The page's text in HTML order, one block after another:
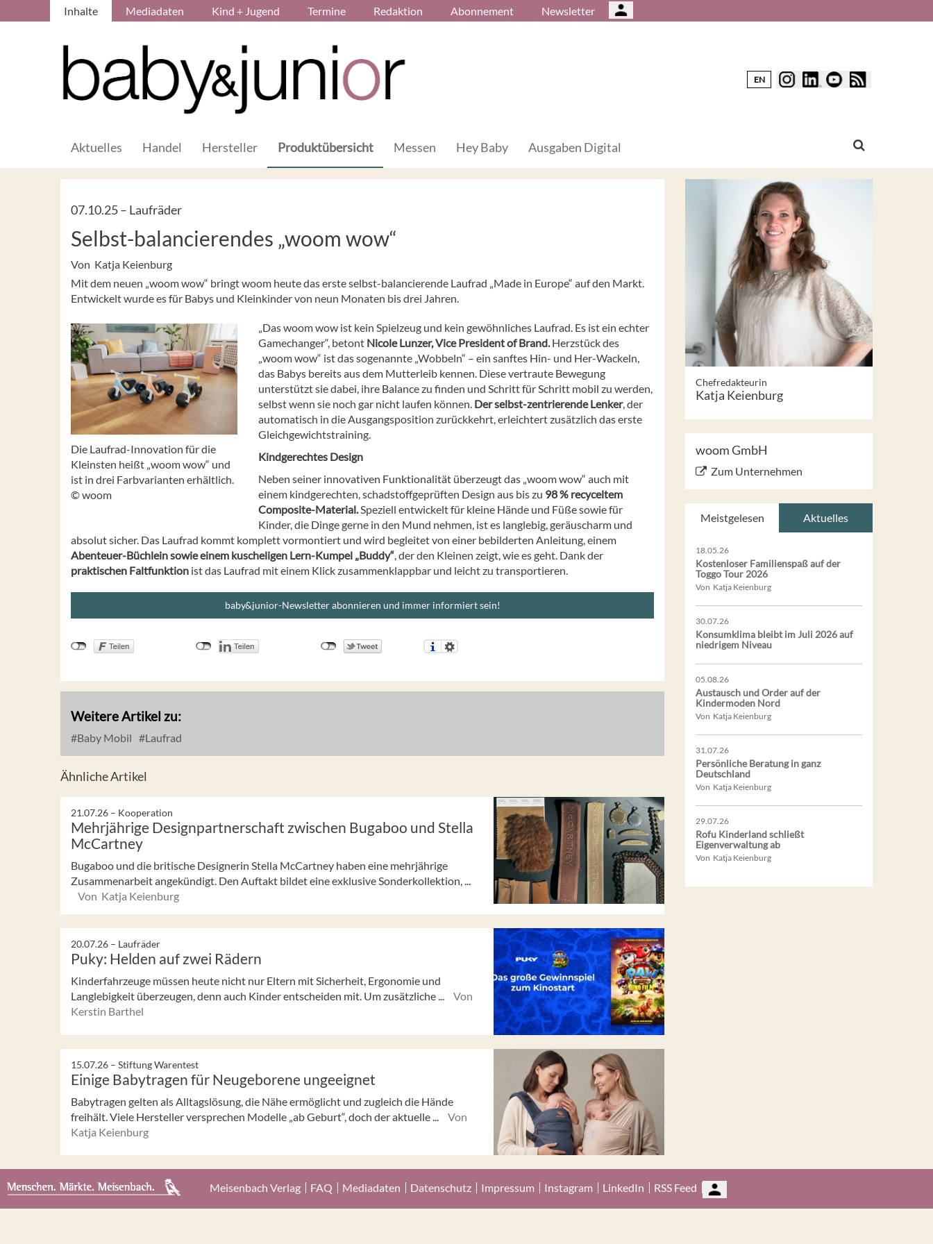
Inhalte Mediadaten Kind + Jugend Termine Redaktion Abonnement Newsletter
EN
Aktuelles Handel Hersteller Produktübersicht Messen Hey Baby Ausgaben Digital
07.10.25 – Laufräder
Selbst-balancierendes „woom wow“
Von Katja Keienburg
Mit dem neuen „woom wow“ bringt woom heute das erste selbst-balancierende Laufrad „Made in Europe“ auf den Markt.
Entwickelt wurde es für Babys und Kleinkinder von neun Monaten bis drei Jahren.
Die Laufrad-Innovation für die
Kleinsten heißt „woom wow“ und
ist in drei Farbvarianten erhältlich.
© woom
„Das woom wow ist kein Spielzeug und kein gewöhnliches Laufrad. Es ist ein echter
Gamechanger“, betont Nicole Lunzer, Vice President of Brand.Herzstück des
„woom wow“ ist das sogenannte „Wobbeln“ – ein sanftes Hin- und Her-Wackeln,
das Babys bereits aus dem Mutterleib kennen. Diese vertraute Bewegung
unterstützt sie dabei, ihre Balance zu finden und Schritt für Schritt mobil zu werden,
selbst wenn sie noch gar nicht laufen können. Der selbst-zentrierende Lenker, der
automatisch in die Ausgangsposition zurückkehrt, erleichtert zusätzlich das erste
Gleichgewichtstraining.
Kindgerechtes Design
Neben seiner innovativen Funktionalität überzeugt das „woom wow“ auch mit
einem kindgerechten, schadstoffgeprüften Design aus bis zu 98 % recyceltem
Composite-Material.Speziell entwickelt für kleine Hände und Füße sowie für
Kinder, die Dinge gerne in den Mund nehmen, ist es langlebig, geräuscharm und
absolut sicher. Das Laufrad kommt komplett vormontiert und wird begleitet von einer bebilderten Anleitung, einem
Abenteuer-Büchlein sowie einem kuscheligen Lern-Kumpel „Buddy“, der den Kleinen zeigt, wie es geht. Dank der
praktischen Faltfunktion ist das Laufrad mit einem Klick zusammenklappbar und leicht zu transportieren.
baby&junior-Newsletter abonnieren und immer informiert sein!
Weitere Artikel zu:
Baby Mobil Laufrad
Ähnliche Artikel
21.07.26 – Kooperation
Mehrjährige Designpartnerschaft zwischen Bugaboo und Stella
McCartney
Bugaboo und die britische Designerin Stella McCartney haben eine mehrjährige
Zusammenarbeit angekündigt. Den Auftakt bildet eine exklusive Sonderkollektion, ...
Von Katja Keienburg
20.07.26 – Laufräder
Puky: Helden auf zwei Rädern
Kinderfahrzeuge müssen heute nicht nur Eltern mit Sicherheit, Ergonomie und
Langlebigkeit überzeugen, denn auch Kinder entscheiden mit. Um zusätzliche ...
Von
Kerstin Barthel
15.07.26 – Stiftung Warentest
Einige Babytragen für Neugeborene ungeeignet
Babytragen gelten als Alltagslösung, die Nähe ermöglicht und zugleich die Hände
freihält. Viele Hersteller versprechen Modelle „ab Geburt“, doch der aktuelle ...
Von
Katja Keienburg
Chefredakteurin
Katja Keienburg
woom GmbH
Zum Unternehmen
Meistgelesen Aktuelles
18.05.26
Kostenloser Familienspaß auf der
Toggo Tour 2026
Von Katja Keienburg
30.07.26
Konsumklima bleibt im Juli 2026 auf
niedrigem Niveau
05.08.26
Austausch und Order auf der
Kindermoden Nord
Von Katja Keienburg
31.07.26
Persönliche Beratung in ganz
Deutschland
Von Katja Keienburg
29.07.26
Rofu Kinderland schließt
Eigenverwaltung ab
Von Katja Keienburg
Meisenbach Verlag FAQ Mediadaten Datenschutz Impressum Instagram LinkedIn RSS Feed